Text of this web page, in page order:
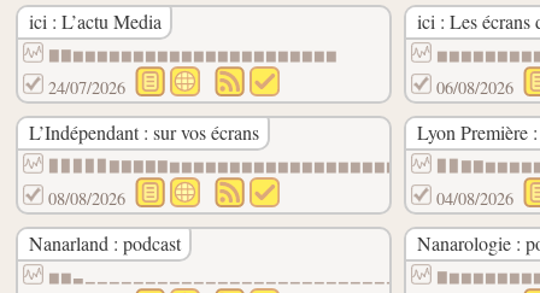
ici : L’actu Media
▇▇▆▆▆▆▆▆▆▆▆▆▆▆▆▆▆▆▆▆▆▆▆▆
24/07/2026
ici : Les écrans
06/08/2026
L’Indépendant : sur vos écrans
08/08/2026
Lyon Première
04/08/2026
Nanarland : podcast Nanarologie :